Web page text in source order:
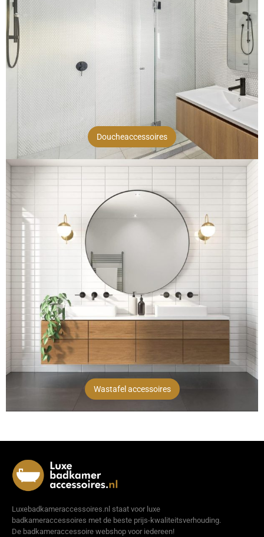
Doucheaccessoires
Wastafel accessoires
Luxebadkameraccessoires.nl staat voor luxe
badkameraccessoires met de beste prijs-kwaliteitsverhouding.
De badkameraccessoire webshop voor iedereen!